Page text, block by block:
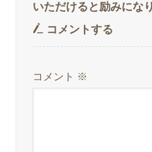
コメントする
コメント ※